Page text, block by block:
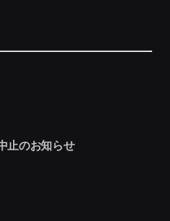
止のお知らせ